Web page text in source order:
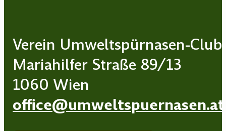
Verein Umweltspürnasen-Club
Mariahilfer Straße 89/13
1060 Wien
office@umweltspuernasen.at